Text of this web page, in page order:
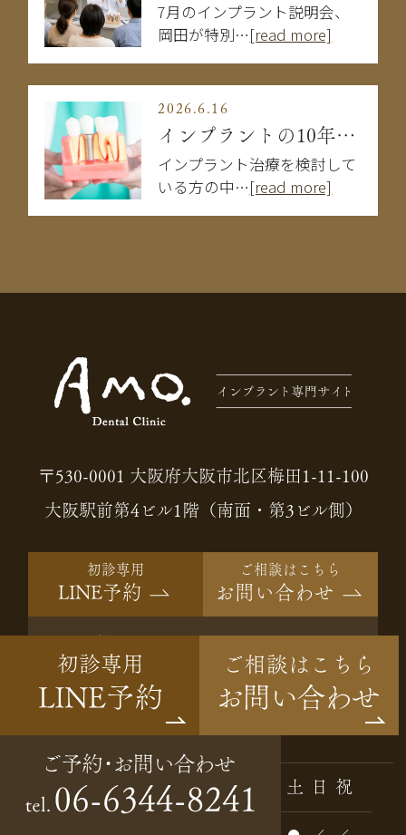
7月のインプラント説明会、
岡田が特別…[read more]
2026.6.16
インプラントの10年後はどうなる？長持ちする人・しない人の違い
インプラント治療を検討して
いる方の中…[read more]
〒530-0001 大阪府大阪市北区梅田1-11-100
大阪駅前第4ビル1階（南面・第3ビル側）
初診専用
LINE予約
ご相談はこちら
お問い合わせ
お問い合わせ
06-6344-8241
Instagram
診療時間 月 火 水 木 土 日 祝